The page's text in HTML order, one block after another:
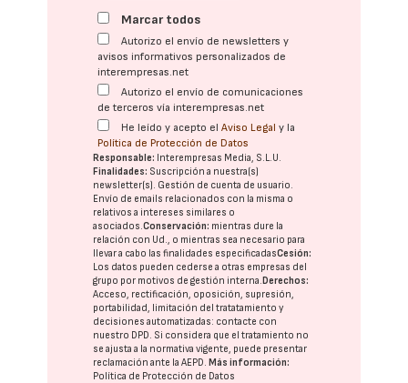
Marcar todos
Autorizo el envío de newsletters y
avisos informativos personalizados de
interempresas.net
Autorizo el envío de comunicaciones
de terceros vía interempresas.net
He leído y acepto elAviso Legal y la
Política de Protección de Datos
Responsable: Interempresas Media, S.L.U.
Finalidades: Suscripción a nuestra(s)
newsletter(s). Gestión de cuenta de usuario.
Envío de emails relacionados con la misma o
relativos a intereses similares o
asociados.Conservación: mientras dure la
relación con Ud., o mientras sea necesario para
llevar a cabo las finalidades especificadasCesión:
Los datos pueden cederse a otras empresas del
grupo por motivos de gestión interna.Derechos:
Acceso, rectificación, oposición, supresión,
portabilidad, limitación del tratatamiento y
decisiones automatizadas: contacte con
nuestro DPD. Si considera que el tratamiento no
se ajusta a la normativa vigente, puede presentar
reclamación ante laAEPD.Más información:
Política de Protección de Datos